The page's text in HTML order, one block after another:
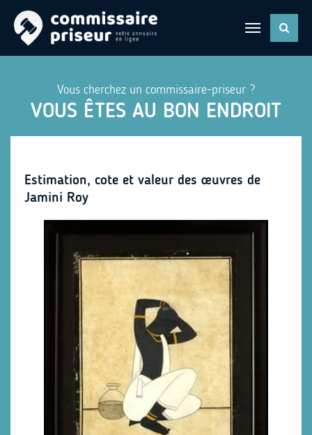
Vous cherchez un commissaire-priseur ?
VOUS ÊTES AU BON ENDROIT
Estimation, cote et valeur des œuvres de
Jamini Roy